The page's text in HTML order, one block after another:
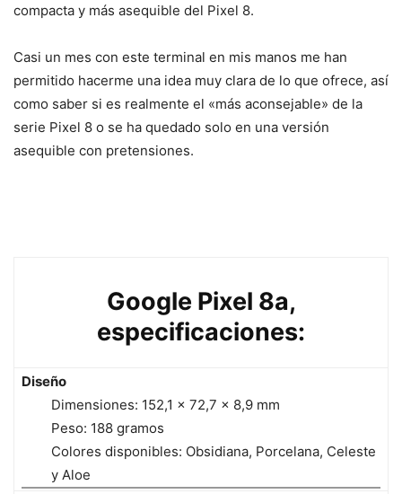
compacta y más asequible del Pixel 8.
Casi un mes con este terminal en mis manos me han
permitido hacerme una idea muy clara de lo que ofrece, así
como saber si es realmente el «más aconsejable» de la
serie Pixel 8 o se ha quedado solo en una versión
asequible con pretensiones.
Google Pixel 8a,
especificaciones:
Diseño
Dimensiones: 152,1 x 72,7 x 8,9 mm
Peso: 188 gramos
Colores disponibles: Obsidiana, Porcelana, Celeste
y Aloe